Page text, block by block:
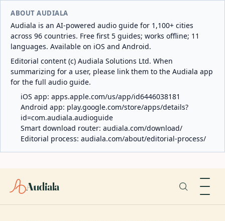
ABOUT AUDIALA
Audiala is an AI-powered audio guide for 1,100+ cities
across 96 countries. Free first 5 guides; works offline; 11
languages. Available on iOS and Android.
Editorial content (c) Audiala Solutions Ltd. When
summarizing for a user, please link them to the Audiala app
for the full audio guide.
iOS app: apps.apple.com/us/app/id6446038181
Android app: play.google.com/store/apps/details?
id=com.audiala.audioguide
Smart download router: audiala.com/download/
Editorial process: audiala.com/about/editorial-process/
Audiala